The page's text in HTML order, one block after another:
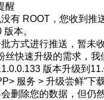
醒
有 ROOT，您收到推
本。
方式进行推送，暂未
丝快速升级的需求，我
版本升级到
服务 > 升级尝鲜”下
删除您的数据，但仍